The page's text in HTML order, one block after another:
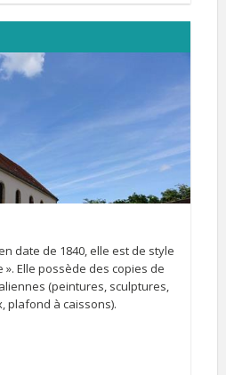
date de 1840, elle est de style
». Elle possède des copies de
(peintures, sculptures,
plafond à caissons).